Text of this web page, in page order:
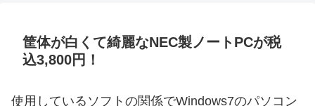
筐体が白くて綺麗なNEC製ノートPCが税
込3,800円！
使用しているソフトの関係でWindows7のパソコン